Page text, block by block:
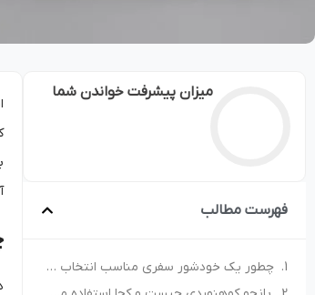
میزان پیشرفت خواندن شما
فهرست مطالب
چطور یک خودشور سفری مناسب انتخاب کنیم؟ راهنمای خرید برای کمپ و سفر